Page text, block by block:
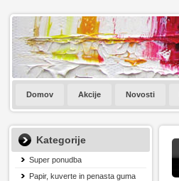
Domov Akcije Novosti
Kategorije
Super ponudba
Papir, kuverte in penasta guma